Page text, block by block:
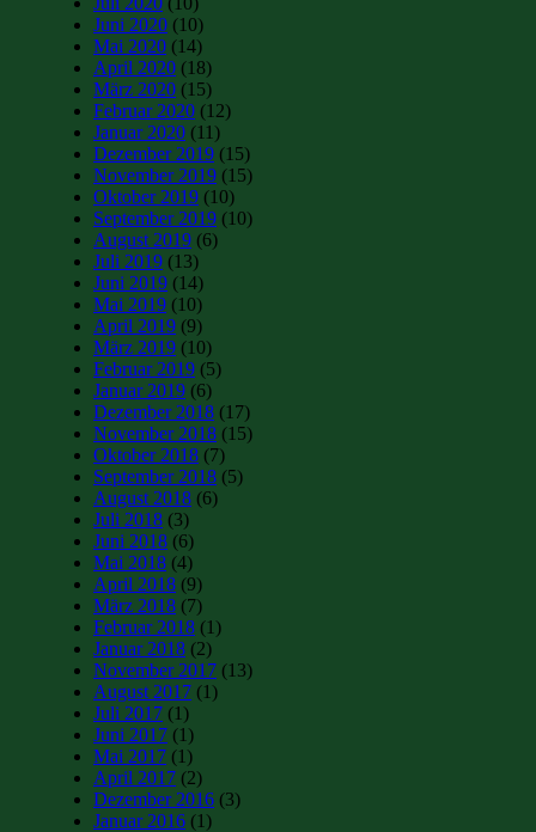
Juni 2020 (10)
Mai 2020 (14)
April 2020 (18)
März 2020 (15)
Februar 2020 (12)
Januar 2020 (11)
Dezember 2019 (15)
November 2019 (15)
Oktober 2019 (10)
September 2019 (10)
August 2019 (6)
Juli 2019 (13)
Juni 2019 (14)
Mai 2019 (10)
April 2019 (9)
März 2019 (10)
Februar 2019 (5)
Januar 2019 (6)
Dezember 2018 (17)
November 2018 (15)
Oktober 2018 (7)
September 2018 (5)
August 2018 (6)
Juli 2018 (3)
Juni 2018 (6)
Mai 2018 (4)
April 2018 (9)
März 2018 (7)
Februar 2018 (1)
Januar 2018 (2)
November 2017 (13)
August 2017 (1)
Juli 2017 (1)
Juni 2017 (1)
Mai 2017 (1)
April 2017 (2)
Dezember 2016 (3)
Januar 2016 (1)